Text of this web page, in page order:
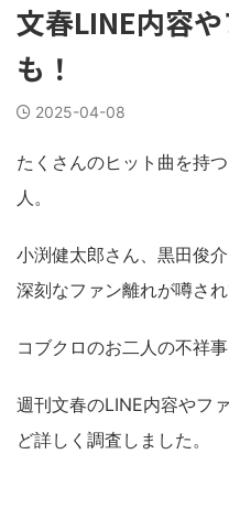
文春LINE内容
も！
2025-04-08
たくさんのヒット曲を持
人。
小渕健太郎さん、黒田俊
深刻なファン離れが噂され
コブクロのお二人の不祥
週刊文春のLINE内容やフ
ど詳しく調査しました。